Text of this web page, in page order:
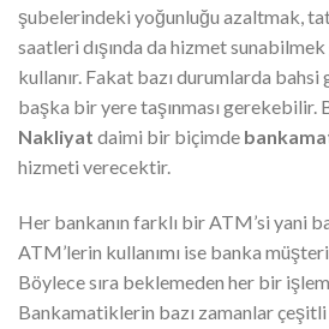
şubelerindeki yoğunluğu azaltmak,
saatleri dışında da hizmet
kullanır. Fakat bazı durumlarda
başka bir yere taşınması gerekebilir.
Nakliyat daimi bir biçimde
hizmeti verecektir.
Her bankanın farklı bir ATM’si yani
ATM’lerin kullanımı ise banka
Böylece sıra beklemeden her bir
Bankamatiklerin bazı zamanlar çeşitli